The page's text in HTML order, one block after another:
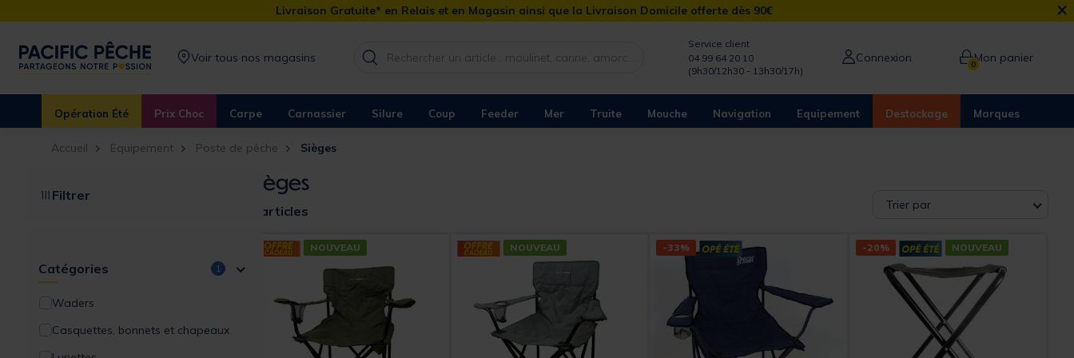
Livraison Gratuite* en Relais et en Magasin ainsi que la Livraison Domicile offerte dès 90€ ×
Voir tous nos magasins
Service client
04 99 64 20 10
(9h30/12h30 - 13h30/17h)
Connexion 0Mon panier
Opération Été Prix Choc Carpe Carnassier Silure Coup Feeder Mer Truite Mouche Navigation Equipement Destockage Marques
Accueil Equipement Poste de pêche Sièges
Filtrer
Catégories 1
Waders
Casquettes, bonnets et chapeaux
Sièges
6 articles Trier par
NOUVEAU NOUVEAU -33% -20% NOUVEAU